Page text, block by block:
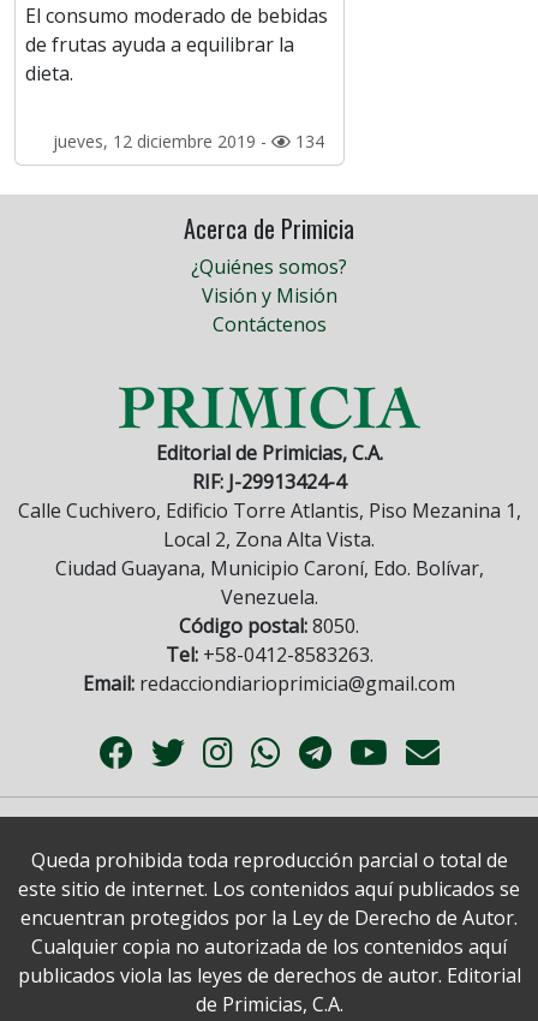
El consumo moderado de bebidas
de frutas ayuda a equilibrar la
dieta.
jueves, 12 diciembre 2019 - 134
Acerca de Primicia
¿Quiénes somos?
Visión y Misión
Contáctenos
Editorial de Primicias, C.A.
RIF: J-29913424-4
Calle Cuchivero, Edificio Torre Atlantis, Piso Mezanina 1,
Local 2, Zona Alta Vista.
Ciudad Guayana, Municipio Caroní, Edo. Bolívar,
Venezuela.
Código postal:8050.
Tel:+58-0412-8583263.
Email: redacciondiarioprimicia@gmail.com
Queda prohibida toda reproducción parcial o total de
este sitio de internet. Los contenidos aquí publicados se
encuentran protegidos por la Ley de Derecho de Autor.
Cualquier copia no autorizada de los contenidos aquí
publicados viola las leyes de derechos de autor. Editorial
de Primicias, C.A.